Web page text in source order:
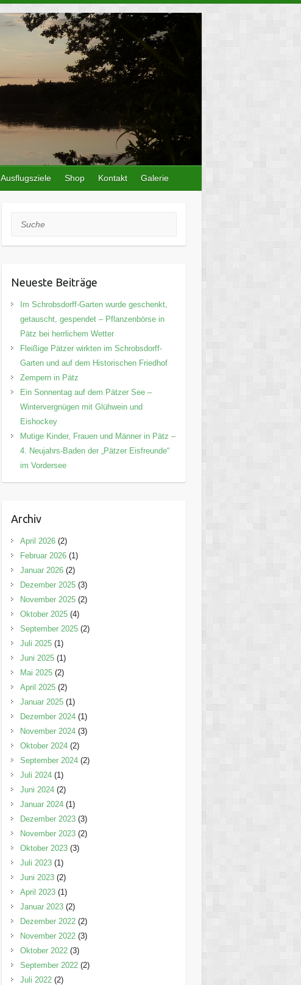
Ausflugsziele Shop Kontakt Galerie
Suche
Neueste Beiträge
Im Schrobsdorff-Garten wurde geschenkt,
getauscht, gespendet – Pflanzenbörse in
Pätz bei herrlichem Wetter
Fleißige Pätzer wirkten im Schrobsdorff-
Garten und auf dem Historischen Friedhof
Zempern in Pätz
Ein Sonnentag auf dem Pätzer See –
Wintervergnügen mit Glühwein und
Eishockey
Mutige Kinder, Frauen und Männer in Pätz –
4. Neujahrs-Baden der „Pätzer Eisfreunde“
im Vordersee
Archiv
April 2026(2)
Februar 2026(1)
Januar 2026(2)
Dezember 2025(3)
November 2025(2)
Oktober 2025(4)
September 2025(2)
Juli 2025(1)
Juni 2025(1)
Mai 2025(2)
April 2025(2)
Januar 2025(1)
Dezember 2024(1)
November 2024(3)
Oktober 2024(2)
September 2024(2)
Juli 2024(1)
Juni 2024(2)
Januar 2024(1)
Dezember 2023(3)
November 2023(2)
Oktober 2023(3)
Juli 2023(1)
Juni 2023(2)
April 2023(1)
Januar 2023(2)
Dezember 2022(2)
November 2022(3)
Oktober 2022(3)
September 2022(2)
Juli 2022(2)